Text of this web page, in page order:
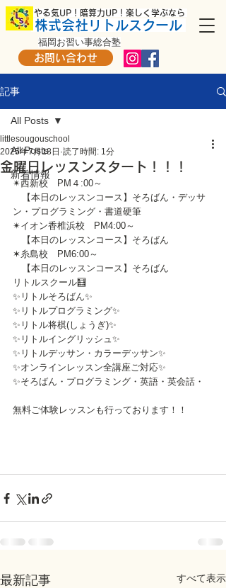
​ やる気UP！暗算力UP！楽しく学ぶなら
株式会社リトルスクール
お問い合わせ
福岡お習い事総合塾
記事
All Posts
新着情報
All Posts
金曜日レッスンスタート！！！
littlesougouschool
2025年7月18日 読了時間: 1分
✴西新校　PM４:00～
【本日のレッスンコース】そろばん・デッサ
ン・プログラミング・書道硬筆
✴イオン香椎浜校　PM4:00～
【本日のレッスンコース】そろばん
✶糸島校　PM6:00～
【本日のレッスンコース】そろばん
リトルスクール🧮
✨リトルそろばん✨
✨リトルプログラミング✨
✨リトル将棋(しょうぎ)✨
✨リトルイングリッシュ✨
✨リトルデッサン・カラーデッサン✨
✨オンラインレッスン全講座ご対応✨
✨そろばん・プログラミング・英語・英会話・
無料ご体験レッスンも行っております！！
最新記事 すべて表示